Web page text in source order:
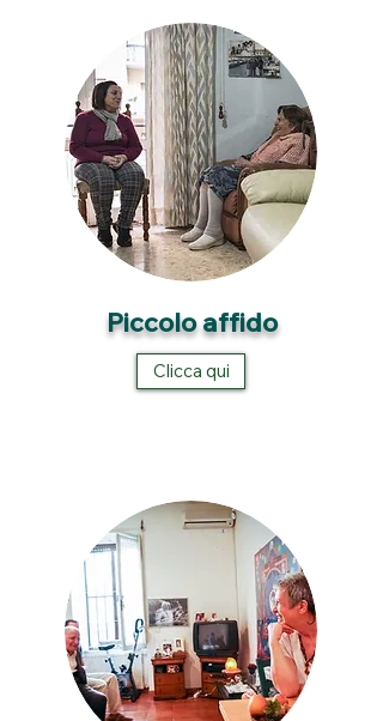
Piccolo affido
Clicca qui